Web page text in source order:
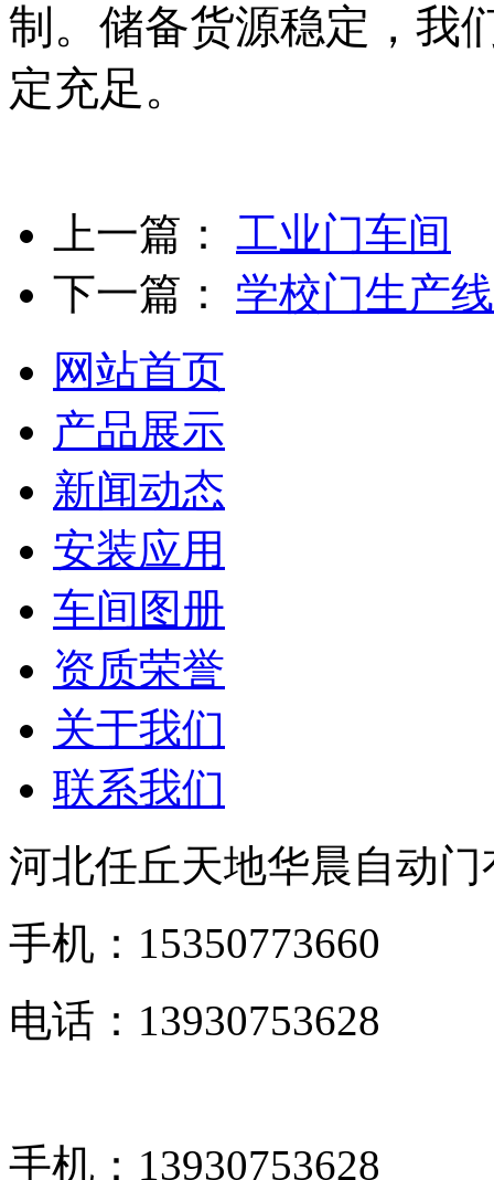
制。储备货源稳定，我
定充足。
上一篇： 工业门车间
下一篇： 学校门生产线
网站首页
产品展示
新闻动态
安装应用
车间图册
资质荣誉
关于我们
联系我们
河北任丘天地华晨自动
手机：15350773660
电话：13930753628
手机：13930753628